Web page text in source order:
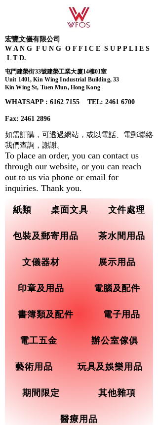
宏豐文儀有限公司
W A N G F U N G O F F I C E S U P P L I E S
L T D.
屯門建榮街33號建榮工業大廈14樓01室
Unit 1401, Kin Wing Industrial Building, 33
Kin Wing St, Tuen Mun, Hong Kong
WHATSAPP : 6162 7155​ TEL: 2461 6700
Fax: 2461 2896
紙類 桌面文具 文件處理
包裝及郵寄用品 茶水間用品
文儀器材 展示用品
印章及用品 電腦及配件
書簿類及配件 電子用品
電工五金 辦公室傢俱
藝術用品 玩具及娛樂用品
期間限定 其他雜項
醫療用品
如需訂購，可透過網站，或以電話、電郵聯絡
我們查詢， 謝謝。
To place an order, you can contact us
through our website, or you can reach
out to us via phone or email for
inquiries. Thank you.